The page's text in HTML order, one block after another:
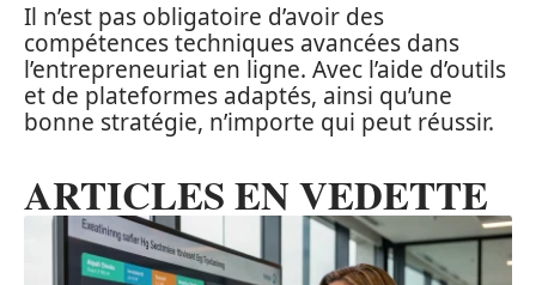
Il n’est pas obligatoire d’avoir des
compétences techniques avancées dans
l’entrepreneuriat en ligne. Avec l’aide d’outils
et de plateformes adaptés, ainsi qu’une
bonne stratégie, n’importe qui peut réussir.
ARTICLES EN VEDETTE